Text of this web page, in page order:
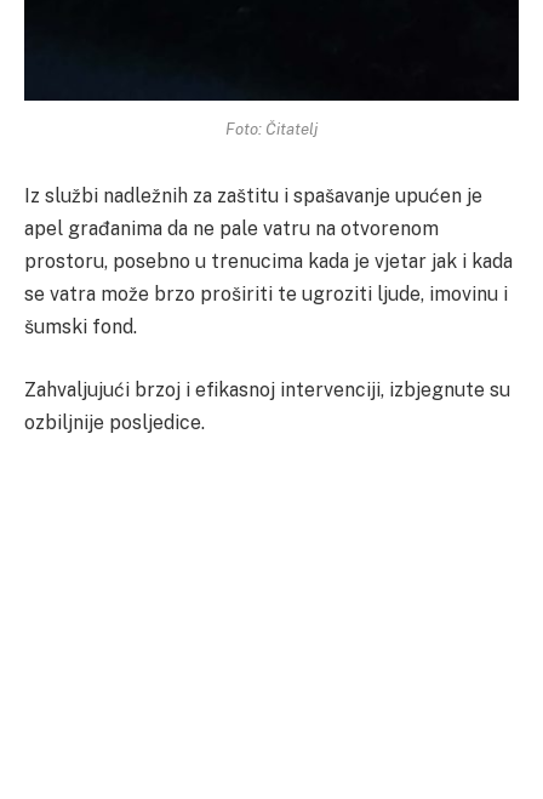
Foto: Čitatelj
Iz službi nadležnih za zaštitu i spašavanje upućen je
apel građanima da ne pale vatru na otvorenom
prostoru, posebno u trenucima kada je vjetar jak i kada
se vatra može brzo proširiti te ugroziti ljude, imovinu i
šumski fond.
Zahvaljujući brzoj i efikasnoj intervenciji, izbjegnute su
ozbiljnije posljedice.